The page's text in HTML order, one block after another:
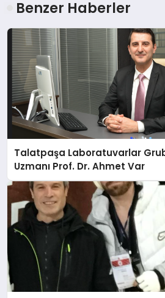
Benzer Haberler
Talatpaşa Laboratuvarlar
Uzmanı Prof. Dr. Ahmet Var